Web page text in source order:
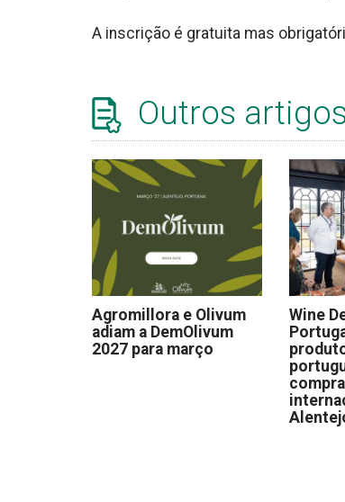
A inscrição é gratuita mas
Outros
Agromillora e Olivum
adiam a DemOlivum
2027 para março
Wine